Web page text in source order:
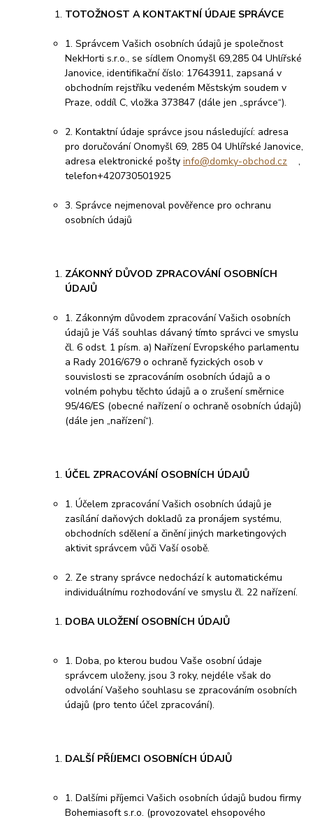
TOTOŽNOST A KONTAKTNÍ ÚDAJE SPRÁVCE
1. Správcem Vašich osobních údajů je společnost
NekHorti s.r.o., se sídlem Onomyšl 69,285 04 Uhlířské
Janovice, identifikační číslo: 17643911, zapsaná v
obchodním rejstříku vedeném Městským soudem v
Praze, oddíl C, vložka 373847 (dále jen „správce“).
2. Kontaktní údaje správce jsou následující: adresa
pro doručování Onomyšl 69, 285 04 Uhlířské Janovice,
adresa elektronické poštyinfo@domky-obchod.cz ,
telefon+420730501925
3. Správce nejmenoval pověřence pro ochranu
osobních údajů
ZÁKONNÝ DŮVOD ZPRACOVÁNÍ OSOBNÍCH
ÚDAJŮ
1. Zákonným důvodem zpracování Vašich osobních
údajů je Váš souhlas dávaný tímto správci ve smyslu
čl. 6 odst. 1 písm. a) Nařízení Evropského parlamentu
a Rady 2016/679 o ochraně fyzických osob v
souvislosti se zpracováním osobních údajů a o
volném pohybu těchto údajů a o zrušení směrnice
95/46/ES (obecné nařízení o ochraně osobních údajů)
(dále jen „nařízení“).
ÚČEL ZPRACOVÁNÍ OSOBNÍCH ÚDAJŮ
1. Účelem zpracování Vašich osobních údajů je
zasílání daňových dokladů za pronájem systému,
obchodních sdělení a činění jiných marketingových
aktivit správcem vůči Vaší osobě.
2. Ze strany správce nedochází k automatickému
individuálnímu rozhodování ve smyslu čl. 22 nařízení.
DOBA ULOŽENÍ OSOBNÍCH ÚDAJŮ
1. Doba, po kterou budou Vaše osobní údaje
správcem uloženy, jsou 3 roky, nejdéle však do
odvolání Vašeho souhlasu se zpracováním osobních
údajů (pro tento účel zpracování).
DALŠÍ PŘÍJEMCI OSOBNÍCH ÚDAJŮ
1. Dalšími příjemci Vašich osobních údajů budou firmy
Bohemiasoft s.r.o. (provozovatel ehsopového